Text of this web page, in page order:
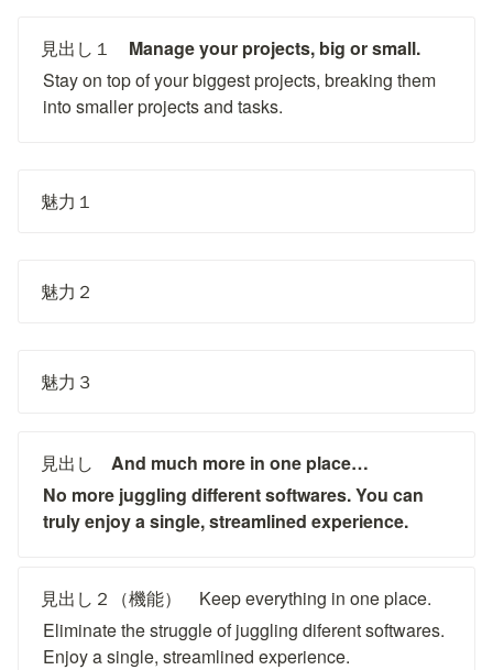
見出し１ Manage your projects, big or small.
Stay on top of your biggest projects, breaking them
into smaller projects and tasks.
魅力１
魅力２
魅力３
見出し And much more in one place…
No more juggling different softwares. You can
truly enjoy a single, streamlined experience.
見出し２（機能）　Keep everything in one place.
Eliminate the struggle of juggling diferent softwares.
Enjoy a single, streamlined experience.